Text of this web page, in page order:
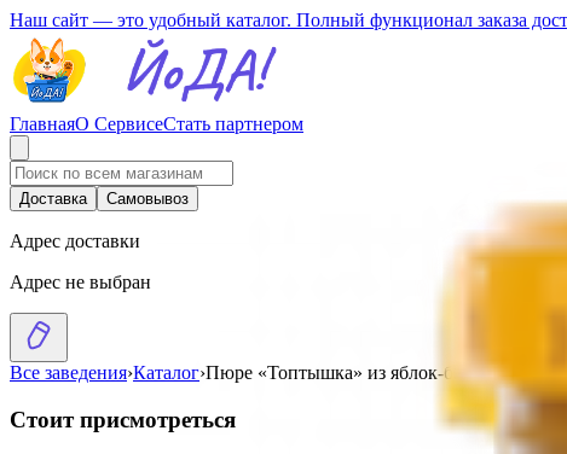
Наш сайт — это удобный каталог. Полный функционал заказа
ГлавнаяО СервисеСтать партнером
Доставка Самовывоз
Адрес доставки
Адрес не выбран
Все заведения›Каталог›Пюре «Топтышка» из яблок-банана-
Стоит присмотреться